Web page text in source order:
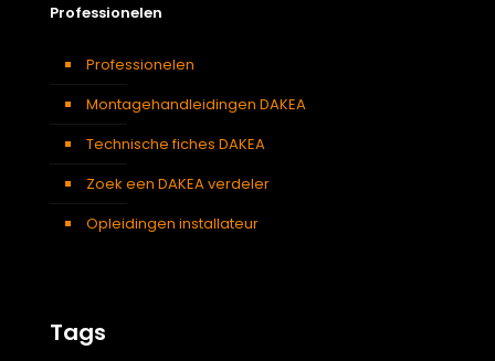
Professionelen
Professionelen
Montagehandleidingen DAKEA
Technische fiches DAKEA
Zoek een DAKEA verdeler
Opleidingen installateur
Tags